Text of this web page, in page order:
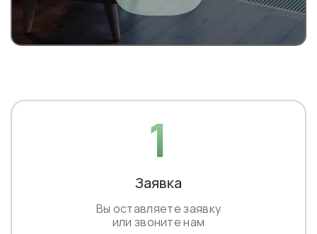
1
Заявка
Вы оставляете заявку
или звоните нам